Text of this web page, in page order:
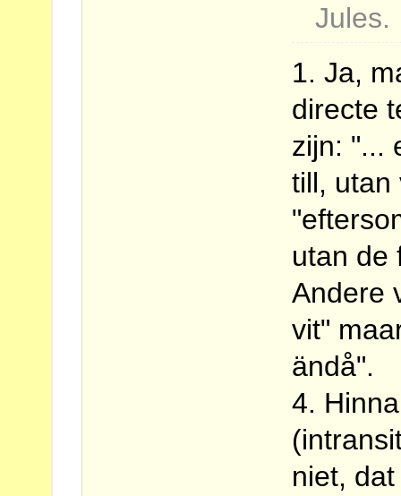
Jules.
1. Ja,
directe
zijn: "...
till, utan
utan de
Andere
vit"
ändå".
4.
niet,